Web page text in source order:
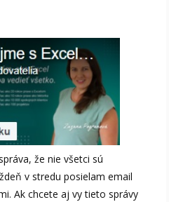
že nie všetci sú
v stredu posielam email
Ak chcete aj vy tieto správy